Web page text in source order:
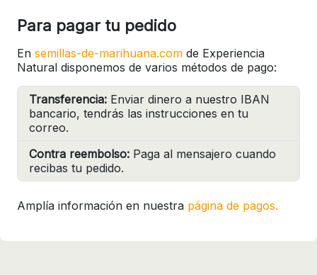
Para pagar tu pedido
En semillas-de-marihuana.com de Experiencia
Natural disponemos de varios métodos de pago:
Transferencia: Enviar dinero a nuestro IBAN
bancario, tendrás las instrucciones en tu
correo.
Contra reembolso: Paga al mensajero cuando
recibas tu pedido.
Amplía información en nuestra página de pagos.